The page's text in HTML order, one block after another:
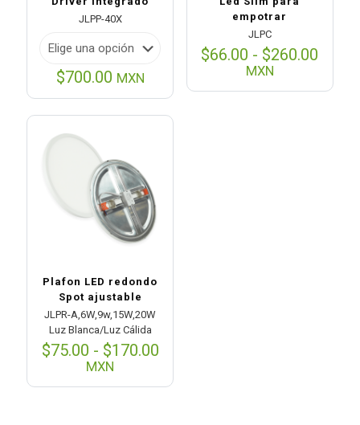
JLPP-40X
$700.00 MXN
empotrar
JLPC
$66.00 - $260.00
MXN
Plafon LED redondo
Spot ajustable
JLPR-A,6W,9w,15W,20W
Luz Blanca/Luz Cálida
$75.00 - $170.00Rango
precios:
MXN